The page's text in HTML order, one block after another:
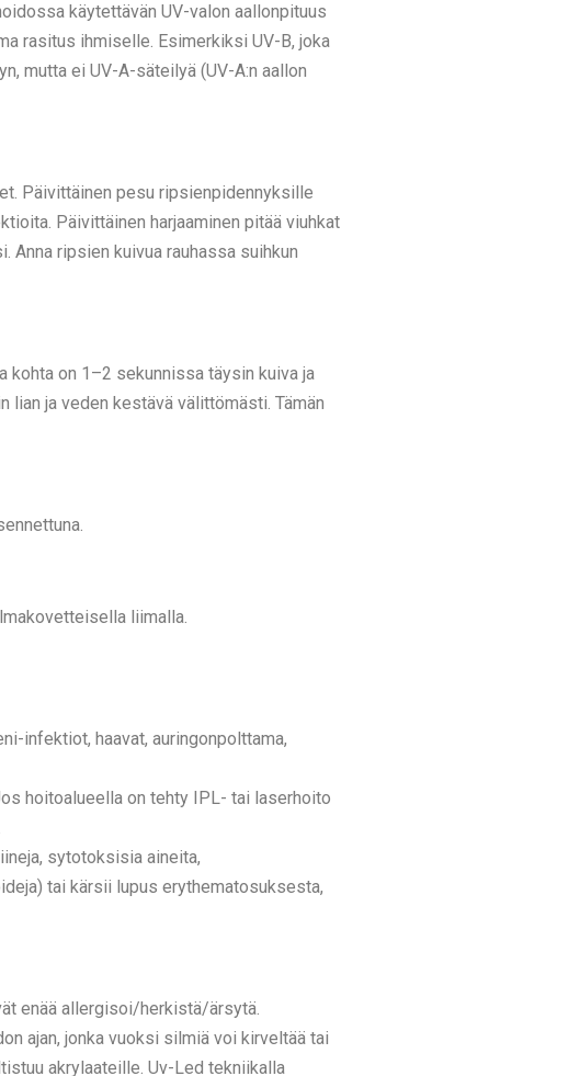
käytettävän UV-valon aallonpituus
rasitus ihmiselle. Esimerkiksi UV-B, joka
mutta ei UV-A-säteilyä (UV-A:n aallon
Päivittäinen pesu ripsienpidennyksille
Päivittäinen harjaaminen pitää viuhkat
Anna ripsien kuivua rauhassa suihkun
kohta on 1–2 sekunnissa täysin kuiva ja
lian ja veden kestävä välittömästi. Tämän
liimalla.
infektiot, haavat, auringonpolttama,
hoitoalueella on tehty IPL- tai laserhoito
sytotoksisia aineita,
tai kärsii lupus erythematosuksesta,
enää allergisoi/herkistä/ärsytä.
ajan, jonka vuoksi silmiä voi kirveltää tai
akrylaateille. Uv-Led tekniikalla